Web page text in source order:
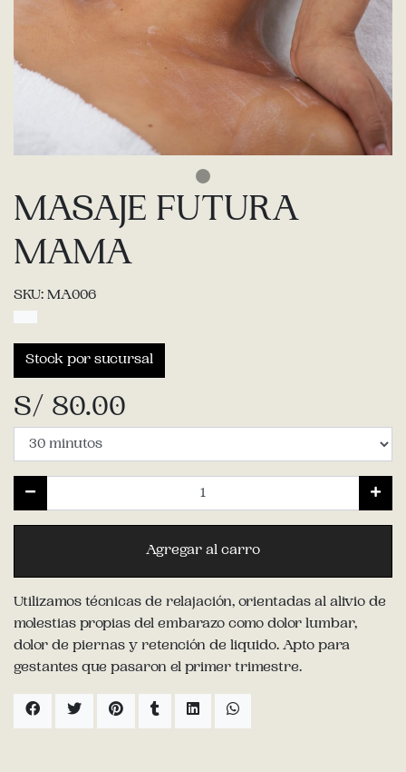
MASAJE FUTURA
MAMA
SKU: MA006
Stock por sucursal
S/ 80.00
Agregar al carro
Utilizamos técnicas de relajación, orientadas al alivio de
molestias propias del embarazo como dolor lumbar,
dolor de piernas y retención de liquido. Apto para
gestantes que pasaron el primer trimestre.